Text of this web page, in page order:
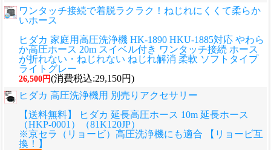
ワンタッチ接続で着脱ラクラク！ねじれにくくて柔らか
いホース
ヒダカ 家庭用高圧洗浄機 HK-1890 HKU-1885対応 やわら
か高圧ホース 20m スイベル付き ワンタッチ接続 ホース
が折れない・ねじれない ねじれ解消 柔軟 ソフトタイプ
ライトグレー
26,500円(消費税込:29,150円)
ヒダカ 高圧洗浄機用 別売りアクセサリー
【送料無料】 ヒダカ 延長高圧ホース 10m 延長ホース
（HKP-0001）（81K120JP）
※京セラ（リョービ）高圧洗浄機にも適合 【リョービ互
換！】